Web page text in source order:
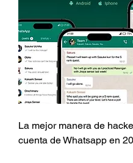
La mejor manera de
cuenta de Whatsapp en